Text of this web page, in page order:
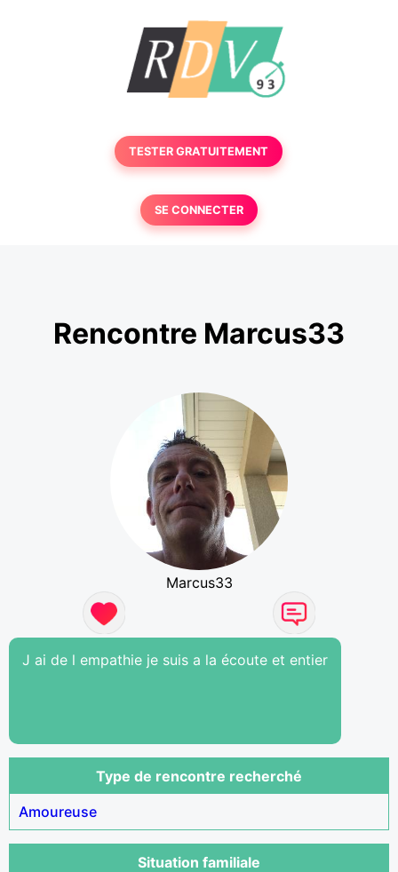
TESTER GRATUITEMENT
SE CONNECTER
Rencontre Marcus33
Marcus33
J ai de l empathie je suis a la écoute et entier
Type de rencontre recherché
Amoureuse
Situation familiale